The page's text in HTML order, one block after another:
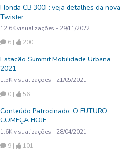
Honda CB 300F: veja detalhes da nova
Twister
12.6K visualizações - 29/11/2022
6 |
200
Estadão Summit Mobilidade Urbana
2021
1.5K visualizações - 21/05/2021
0 |
56
Conteúdo Patrocinado: O FUTURO
COMEÇA HOJE
1.6K visualizações - 28/04/2021
9 |
101